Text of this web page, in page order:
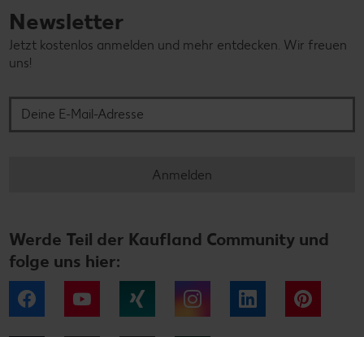
Newsletter
Jetzt kostenlos anmelden und mehr entdecken. Wir freuen
uns!
Anmelden
Werde Teil der Kaufland Community und
folge uns hier:
Facebook YouTube Instagram LinkedIn